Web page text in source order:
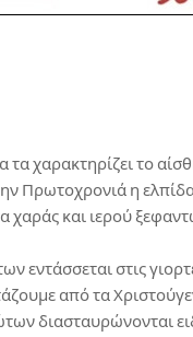
τα χαρακτηρίζει το
Πρωτοχρονιά η
χαράς και ιερού
εντάσσεται στις
από τα
διασταυρώνονται